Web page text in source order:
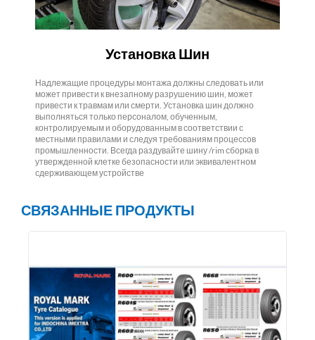
Установка Шин
Надлежащие процедуры монтажа должны следовать или
может привести к внезапному разрушению шин, может
привести к травмам или смерти. Установка шин должно
выполняться только персоналом, обученным,
контролируемым и оборудованным в соответствии с
местными правилами и следуя требованиям процессов
промышленности. Всегда раздувайте шину /rim сборка в
утвержденной клетке безопасности или эквивалентном
сдерживающем устройстве
СВЯЗАННЫЕ ПРОДУКТЫ